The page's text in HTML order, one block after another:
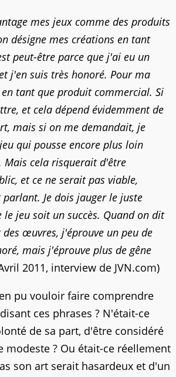
mes jeux comme des produits
désigne mes créations en tant
peut-être parce que j'ai eu un
j'en suis très honoré. Pour ma
tant que produit commercial. Si
et cela dépend évidemment de
mais si on me demandait, je
qui pousse encore plus loin
Mais cela risquerait d'être
et ce ne serait pas viable,
Je dois jauger le juste
jeu soit un succès. Quand on dit
œuvres, j'éprouve un peu de
mais j'éprouve plus de gêne
2011, interview de JVN.com)
pu vouloir faire comprendre
ces phrases ? N'était-ce
de sa part, d'être considéré
modeste ? Ou était-ce réellement
son art serait hasardeux et d'un